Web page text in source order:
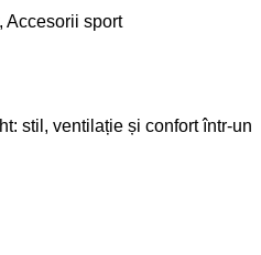
, Accesorii sport
stil, ventilație și confort într-un